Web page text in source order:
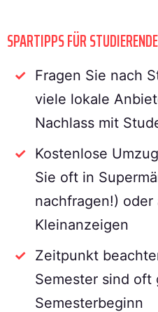
SPARTIPPS FÜR
Fragen Sie nach
viele lokale
Nachlass mit
Kostenlose
Sie oft in
nachfragen!) oder
Kleinanzeigen
Zeitpunkt
Semester sind oft
Semesterbeginn